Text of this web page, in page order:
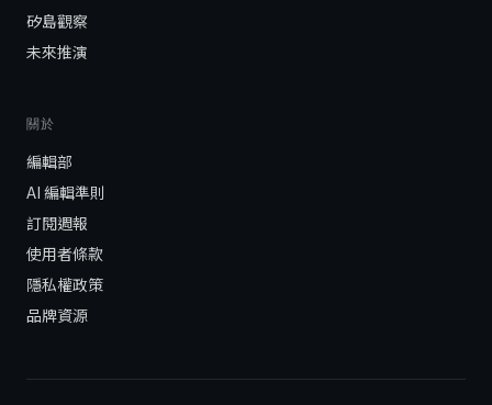
矽島觀察
未來推演
關於
編輯部
AI 編輯準則
訂閱週報
使用者條款
隱私權政策
品牌資源